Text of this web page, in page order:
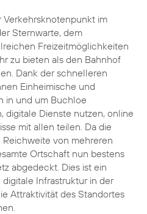
im
Sternwarte, dem
Freizeitmöglichkeiten
zu bieten als den Bahnhof
Dank der schnelleren
Einheimische und
in und um Buchloe
digitale Dienste nutzen, online
mit allen teilen. Da die
von mehreren
Ortschaft nun bestens
abgedeckt. Dies ist ein
Infrastruktur in der
Attraktivität des Standortes